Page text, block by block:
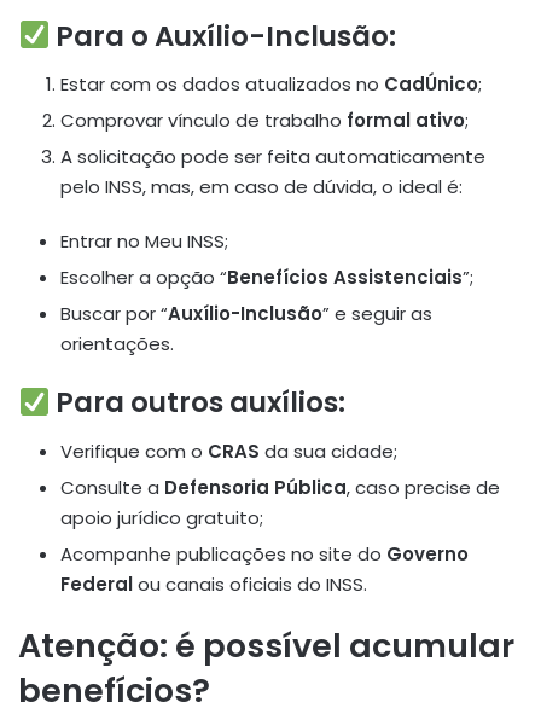
Para o Auxílio-Inclusão:
Estar com os dados atualizados no CadÚnico;
Comprovar vínculo de trabalho formal ativo;
A solicitação pode ser feita automaticamente
pelo INSS, mas, em caso de dúvida, o ideal é:
Entrar no Meu INSS;
Escolher a opção “Benefícios Assistenciais”;
Buscar por “Auxílio-Inclusão” e seguir as
orientações.
Para outros auxílios:
Verifique com o CRAS da sua cidade;
Consulte a Defensoria Pública, caso precise de
apoio jurídico gratuito;
Acompanhe publicações no site do Governo
Federalou canais oficiais do INSS.
Atenção: é possível acumular
benefícios?